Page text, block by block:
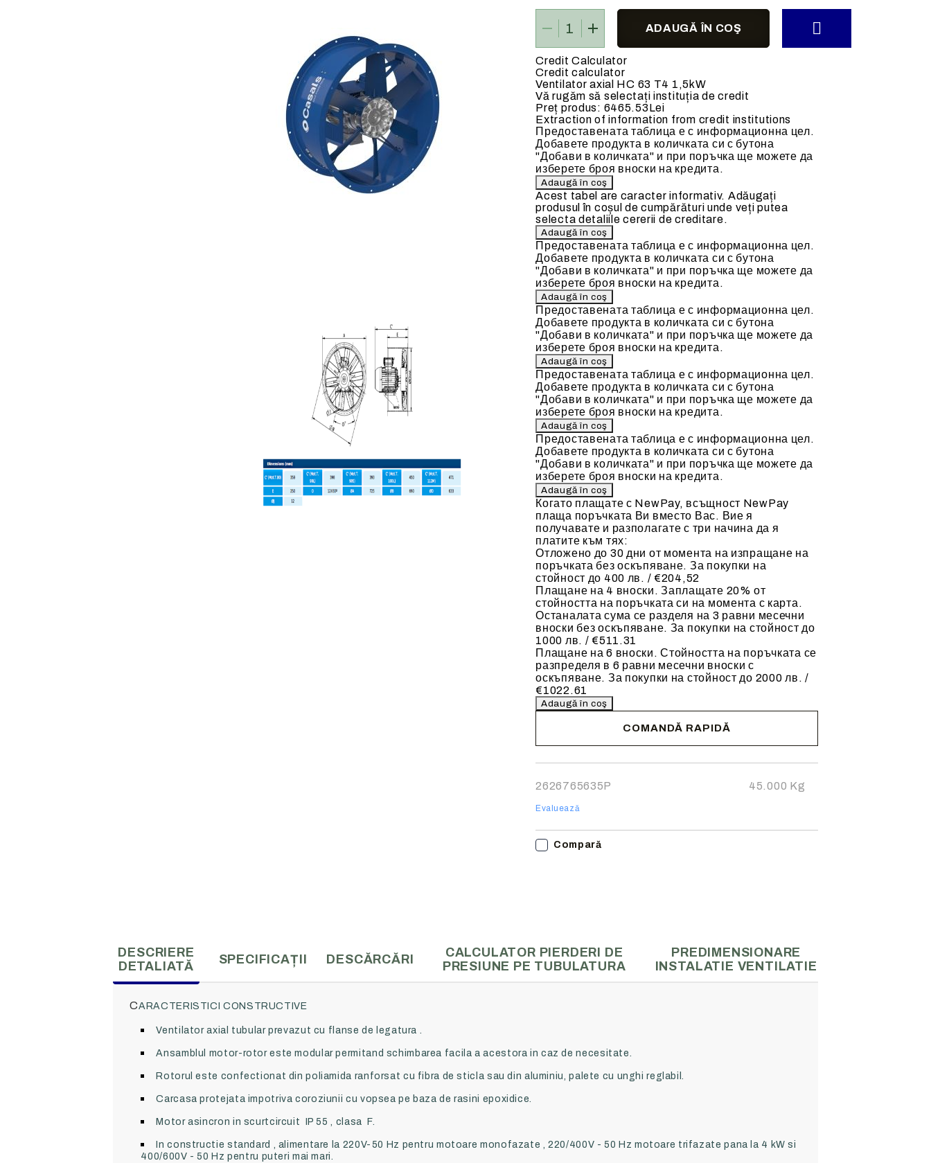
Monofazate
Trifazate
BATERII DE INCALZIRE
Baterii de incalzire pe apa calda (70-
Tubulatura flexibila
Clapete de reglaj
Accesorii si tubulatura
Accesorii ventilatoare
Credit Calculator
Credit calculator
Ventilator axial HC 63 T4 1,5kW
Vă rugăm să selectați instituția de credit
Preț produs: 6465.53Lei
Extraction of information from credit institutions
Предоставената таблица е с информационна цел.
Добавете продукта в количката си с бутона
"Добави в количката" и при поръчка ще можете да
изберете броя вноски на кредита.
Acest tabel are caracter informativ. Adăugați
produsul în coșul de cumpărături unde veți putea
selecta detaliile cererii de creditare.
Предоставената таблица е с информационна цел.
Добавете продукта в количката си с бутона
"Добави в количката" и при поръчка ще можете да
изберете броя вноски на кредита.
Предоставената таблица е с информационна цел.
Добавете продукта в количката си с бутона
"Добави в количката" и при поръчка ще можете да
изберете броя вноски на кредита.
Предоставената таблица е с информационна цел.
Добавете продукта в количката си с бутона
"Добави в количката" и при поръчка ще можете да
изберете броя вноски на кредита.
Предоставената таблица е с информационна цел.
Добавете продукта в количката си с бутона
"Добави в количката" и при поръчка ще можете да
изберете броя вноски на кредита.
Когато плащате с NewPay, всъщност NewPay
плаща поръчката Ви вместо Вас. Вие я
получавате и разполагате с три начина да я
платите към тях:
Отложено до 30 дни от момента на изпращане на
поръчката без оскъпяване. За покупки на
стойност до 400 лв. / €204,52
Плащане на 4 вноски. Заплащате 20% от
стойността на поръчката си на момента с карта.
Останалата сума се разделя на 3 равни месечни
вноски без оскъпяване. За покупки на стойност до
1000 лв. / €511.31
Плащане на 6 вноски. Стойността на поръчката се
разпределя в 6 равни месечни вноски с
оскъпяване. За покупки на стойност до 2000 лв. /
€1022.61
COMANDĂ RAPIDĂ
2626765635P 45.000 Kg
Evaluează
Compară
DESCRIERE
DETALIATĂ
SPECIFICAȚII DESCĂRCĂRI
CALCULATOR PIERDERI DE
PRESIUNE PE TUBULATURA
PREDIMENSIONARE
INSTALATIE VENTILATIE
CARACTERISTICI CONSTRUCTIVE
Ventilator axial tubular prevazut cu flanse de legatura .
Ansamblul motor-rotor este modular permitand schimbarea facila a acestora in caz de necesitate.
Rotorul este confectionat din poliamida ranforsat cu fibra de sticla sau din aluminiu, palete cu unghi reglabil.
Carcasa protejata impotriva coroziunii cu vopsea pe baza de rasini epoxidice.
Motor asincron in scurtcircuit IP 55 , clasa F.
In constructie standard , alimentare la 220V-50 Hz pentru motoare monofazate , 220/400V - 50 Hz motoare trifazate pana la 4 kW si
400/600V - 50 Hz pentru puteri mai mari.